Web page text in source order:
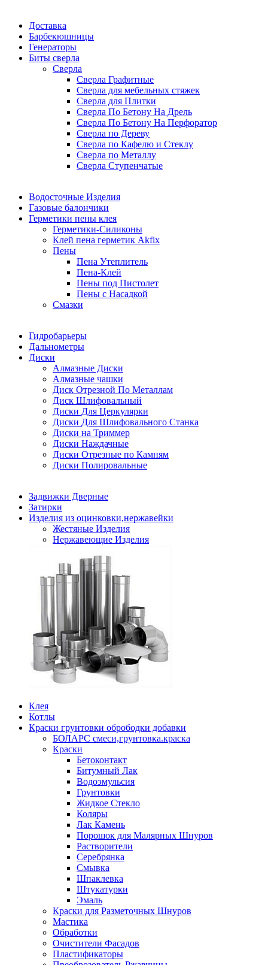
Доставка
Барбекюшницы
Генераторы
Биты сверла
Сверла
Сверла Графитные
Сверла для мебельных стяжек
Сверла для Плитки
Сверла По Бетону На Дрель
Сверла По Бетону На Перфоратор
Сверла по Дереву
Сверла по Кафелю и Стеклу
Сверла по Металлу
Сверла Ступенчатые
Водосточные Изделия
Газовые балончики
Герметики пены клея
Герметики-Силиконы
Клей пена герметик Akfix
Пены
Пена Утеплитель
Пена-Клей
Пены под Пистолет
Пены с Насадкой
Смазки
Гидробарьеры
Дальнометры
Диски
Алмазные Диски
Алмазные чашки
Диск Отрезной По Металлам
Диск Шлифовальный
Диски Для Церкулярки
Диски Для Шлифовального Станка
Диски на Триммер
Диски Наждачные
Диски Отрезные по Камням
Диски Полировальные
Задвижки Дверные
Затирки
Изделия из оцинковки,нержавейки
Жестяные Изделия
Нержавеющие Изделия
Клея
Котлы
Краски грунтовки обрободки добавки
БОЛАРС смеси,грунтовка.краска
Краски
Бетоконтакт
Битумный Лак
Водоэмульсия
Грунтовки
Жидкое Стекло
Коляры
Лак Камень
Порошок для Малярных Шнуров
Растворители
Серебрянка
Смывка
Шпаклевка
Штукатурки
Эмаль
Краски для Разметочных Шнуров
Мастика
Обработки
Очистители Фасадов
Пластификаторы